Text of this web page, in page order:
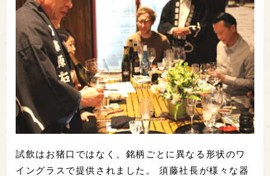
試飲はお猪口ではなく、銘柄ごとに異なる形状のワ
イングラスで提供されました。 須藤社長が様々な器